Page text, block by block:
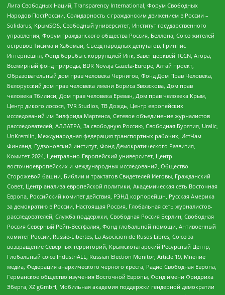
Лига Свободных Наций, Transparеncy International, Форум Свободных
Народов ПостРоссии, Солидарность с гражданским движением в России –
Solidarus, КрымSOS, Свободный университет, Институт государственного
управления, Форум гражданского общества Россия, Беллона, Союз жителей
островов Тисима и Хабомаи, Съезд народных депутатов, Гринпис
Интернешнл, Фонд борьбы с коррупцией Инк, Завет церквей TCCN, Агора,
Всемирный фонд природы, BDR Novaja Gazeta-Europe, Алтай проект,
Образовательный дом прав человека Чернигов, Фонд Дом Прав Человека,
Белорусский дом прав человека имени Бориса Звозскова, Дом прав
человека Тбилиси, Дом прав человека Ереван, Дом прав человека Крым,
Центр дикого лосося, TVR Studios, ТВ Дождь, Центр европейских
исследований им Вилфрида Мартенса, Сетевое объединение журналистов
расследователей, АЛЛАТРА, За свободную Россию, Свободная Бурятия, Uralic,
UnKremlin, Международная федерация транспортных рабочих, ИстЧам
Финланд, Гудзоновский институт, Фонд Демократического Развития,
Комитет-2024, Центрально-Европейский университет, Центр
восточноевропейских и международных исследований, Общество
Сторожевой башни, Библии и трактатов Свидетелей Иеговы, Гражданский
Совет, Центр анализа европейской политики, Академическая сеть Восточная
Европа, Российский комитет действия, РЭНД корпорейшн, Русская Америка
за демократию в России, Настоящая Россия, Глобальная сеть журналистов-
расследователей, Служба поддержки, Свободная Россия Берлин, Свободная
Россия Северный Рейн-Вестфалия, Фонд глобальной помощи, Антивоенный
комитет России, Russie-Libertes, La Asocicion de Rusos Libres, Союз за
возвращение Северных территорий, Крымскотатарский Ресурсный Центр,
Глобальный союз IndustriALL, Russian Election Monitor, Article 19, Мнение
медиа, Федерация анархического черного креста, Радио Свободная Европа,
Германское общество изучения Восточной Европы, Фонд имени Фридриха
Эберта, XZ gGmbH, Мобильная академия поддержки гендерной демократии